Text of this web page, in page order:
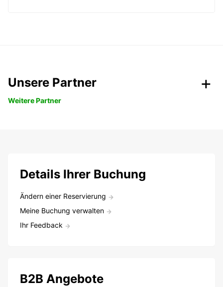
Unsere Partner
Weitere Partner
Details Ihrer Buchung
Ändern einer Reservierung
Meine Buchung verwalten
Ihr Feedback
B2B Angebote